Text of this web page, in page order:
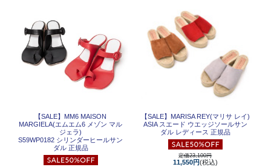
【SALE】 MM6 MAISON
MARGIELA(エムエム6 メゾン マル
ジェラ)
S59WP0182 シリンダーヒールサン
ダル 正規品
【SALE】 MARISA REY(マリサ レイ)
ASIA スエード ウエッジソールサン
ダル レディース 正規品
定価23,100円
11,550円(税込)